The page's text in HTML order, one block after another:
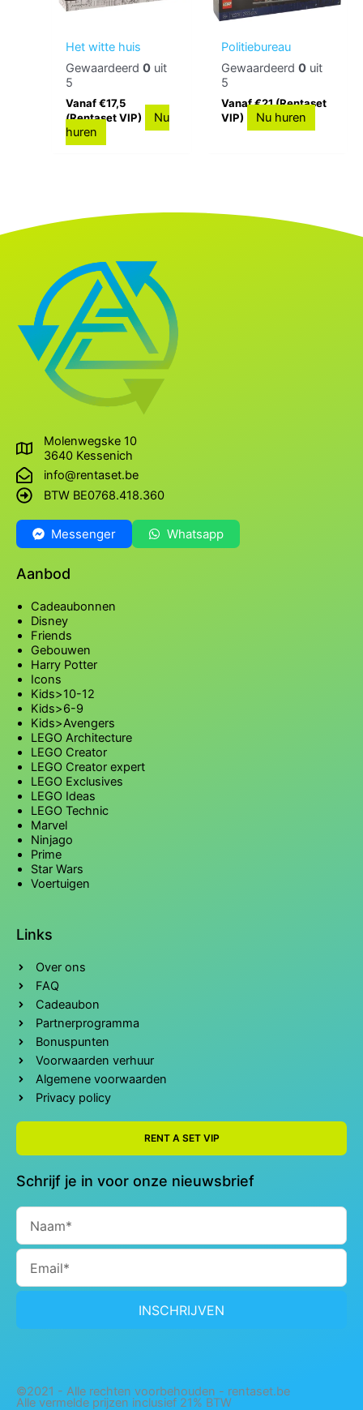
Het witte huis
Gewaardeerd0 uit
5
Vanaf €17,5
(Rentaset VIP)
Nu
huren
Politiebureau
Gewaardeerd0 uit
5
Vanaf €21 (Rentaset
VIP)
Nu huren
Molenwegske 10
3640 Kessenich
info@rentaset.be
BTW BE0768.418.360
Messenger Whatsapp
Aanbod
Cadeaubonnen
Disney
Friends
Gebouwen
Harry Potter
Icons
Kids>10-12
Kids>6-9
Kids>Avengers
LEGO Architecture
LEGO Creator
LEGO Creator expert
LEGO Exclusives
LEGO Ideas
LEGO Technic
Marvel
Ninjago
Prime
Star Wars
Voertuigen
Links
Over ons
FAQ
Cadeaubon
Partnerprogramma
Bonuspunten
Voorwaarden verhuur
Algemene voorwaarden
Privacy policy
RENT A SET VIP
Schrijf je in voor onze nieuwsbrief
Naam
Email
INSCHRIJVEN
©2021 - Alle rechten voorbehouden - rentaset.be
Alle vermelde prijzen inclusief 21% BTW